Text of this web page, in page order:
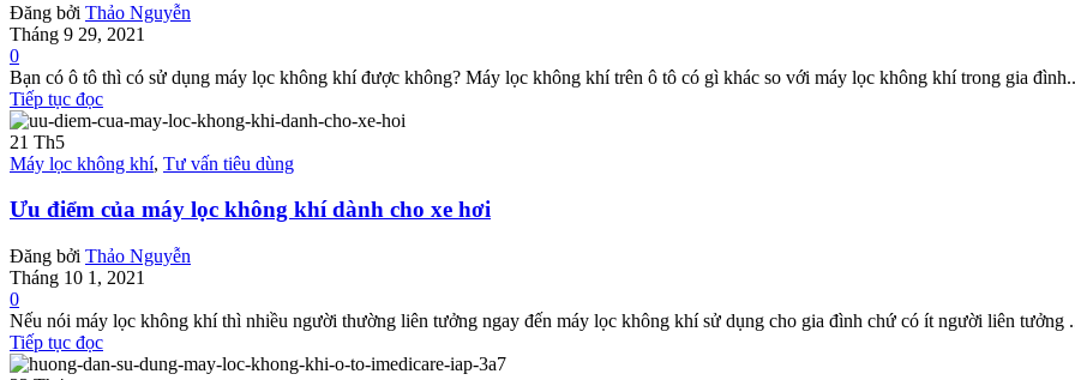
Đăng bởi Thảo Nguyễn
Tháng 9 29, 2021
0
Bạn có ô tô thì có sử dụng máy lọc không khí được không? Máy lọc không khí trên ô tô có gì khác so với máy lọc không khí trong gia
Tiếp tục đọc
21 Th5
Máy lọc không khí, Tư vấn tiêu dùng
Ưu điểm của máy lọc không khí dành cho xe hơi
Đăng bởi Thảo Nguyễn
Tháng 10 1, 2021
0
Nếu nói máy lọc không khí thì nhiều người thường liên tưởng ngay đến máy lọc không khí sử dụng cho gia đình chứ có ít người liên tưởng
Tiếp tục đọc